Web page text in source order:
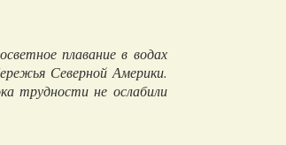
плавание в водах
Северной Америки.
трудности не ослабили